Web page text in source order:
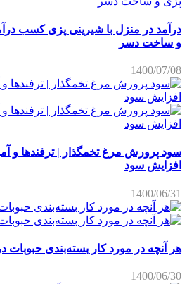
درآمد در منزل با شیرینی پزی کسب
و ساخت دسر
1400/07/08
سود پرورش مرغ تخمگذار | ترفندها و
افزایش سود
1400/06/31
هر آنچه در مورد کار بسته‌بندی حبوبات در
1400/06/30